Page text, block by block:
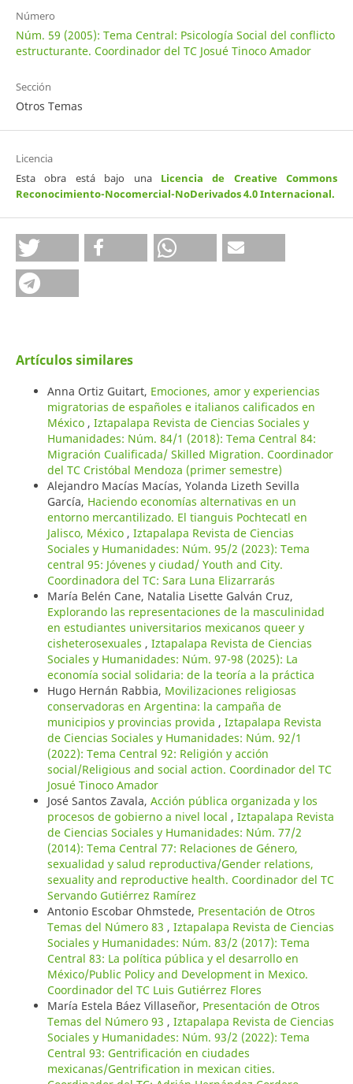
Número
Núm. 59 (2005): Tema Central: Psicología Social del conflicto
estructurante. Coordinador del TC Josué Tinoco Amador
Sección
Otros Temas
Licencia
Esta obra está bajo una Licencia de Creative Commons
Reconocimiento-Nocomercial-NoDerivados 4.0 Internacional.
Artículos similares
Anna Ortiz Guitart, Emociones, amor y experiencias
migratorias de españoles e italianos calificados en
México , Iztapalapa Revista de Ciencias Sociales y
Humanidades: Núm. 84/1 (2018): Tema Central 84:
Migración Cualificada/ Skilled Migration. Coordinador
del TC Cristóbal Mendoza (primer semestre)
Alejandro Macías Macías, Yolanda Lizeth Sevilla
García, Haciendo economías alternativas en un
entorno mercantilizado. El tianguis Pochtecatl en
Jalisco, México , Iztapalapa Revista de Ciencias
Sociales y Humanidades: Núm. 95/2 (2023): Tema
central 95: Jóvenes y ciudad/ Youth and City.
Coordinadora del TC: Sara Luna Elizarrarás
María Belén Cane, Natalia Lisette Galván Cruz,
Explorando las representaciones de la masculinidad
en estudiantes universitarios mexicanos queer y
cisheterosexuales , Iztapalapa Revista de Ciencias
Sociales y Humanidades: Núm. 97-98 (2025): La
economía social solidaria: de la teoría a la práctica
Hugo Hernán Rabbia, Movilizaciones religiosas
conservadoras en Argentina: la campaña de
municipios y provincias provida , Iztapalapa Revista
de Ciencias Sociales y Humanidades: Núm. 92/1
(2022): Tema Central 92: Religión y acción
social/Religious and social action. Coordinador del TC
Josué Tinoco Amador
José Santos Zavala, Acción pública organizada y los
procesos de gobierno a nivel local , Iztapalapa Revista
de Ciencias Sociales y Humanidades: Núm. 77/2
(2014): Tema Central 77: Relaciones de Género,
sexualidad y salud reproductiva/Gender relations,
sexuality and reproductive health. Coordinador del TC
Servando Gutiérrez Ramírez
Antonio Escobar Ohmstede, Presentación de Otros
Temas del Número 83 , Iztapalapa Revista de Ciencias
Sociales y Humanidades: Núm. 83/2 (2017): Tema
Central 83: La política pública y el desarrollo en
México/Public Policy and Development in Mexico.
Coordinador del TC Luis Gutiérrez Flores
María Estela Báez Villaseñor, Presentación de Otros
Temas del Número 93 , Iztapalapa Revista de Ciencias
Sociales y Humanidades: Núm. 93/2 (2022): Tema
Central 93: Gentrificación en ciudades
mexicanas/Gentrification in mexican cities.